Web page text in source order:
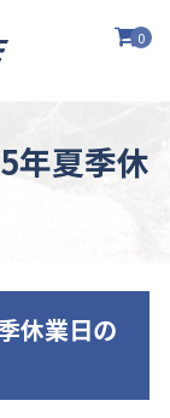
0
夏季休
業日の